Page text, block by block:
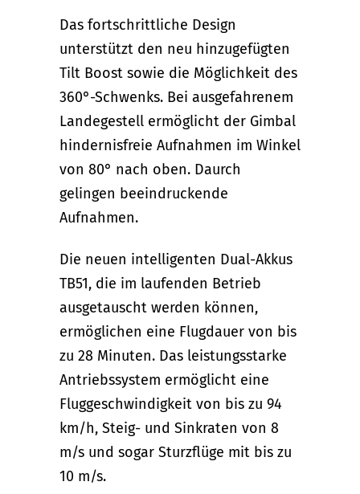
Das fortschrittliche Design
unterstützt den neu hinzugefügten
Tilt Boost sowie die Möglichkeit des
360°-Schwenks. Bei ausgefahrenem
Landegestell ermöglicht der Gimbal
hindernisfreie Aufnahmen im Winkel
von 80° nach oben. Daurch
gelingen beeindruckende
Aufnahmen.
Die neuen intelligenten Dual-Akkus
TB51, die im laufenden Betrieb
ausgetauscht werden können,
ermöglichen eine Flugdauer von bis
zu 28 Minuten. Das leistungsstarke
Antriebssystem ermöglicht eine
Fluggeschwindigkeit von bis zu 94
km/h, Steig- und Sinkraten von 8
m/s und sogar Sturzflüge mit bis zu
10 m/s.